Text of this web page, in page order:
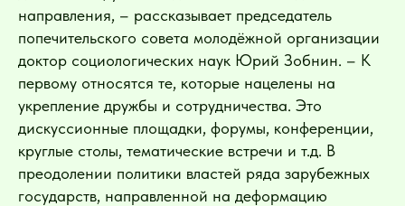
направления, – рассказывает председатель
попечительского совета молодёжной организации
доктор социологических наук Юрий Зобнин. – К
первому относятся те, которые нацелены на
укрепление дружбы и сотрудничества. Это
дискуссионные площадки, форумы, конференции,
круглые столы, тематические встречи и т.д. В
преодолении политики властей ряда зарубежных
государств, направленной на деформацию